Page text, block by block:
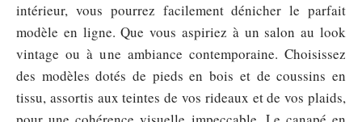
intérieur, vous pourrez facilement dénicher le parfait
modèle en ligne. Que vous aspiriez à un salon au look
vintage ou à une ambiance contemporaine. Choisissez
des modèles dotés de pieds en bois et de coussins en
tissu, assortis aux teintes de vos rideaux et de vos plaids,